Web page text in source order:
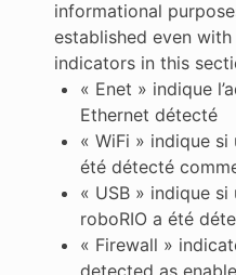
informational
established even
indicators in this
« Enet » indique
Ethernet détecté
« WiFi » indique
été détecté
« USB » indique si
roboRIO a été
« Firewall »